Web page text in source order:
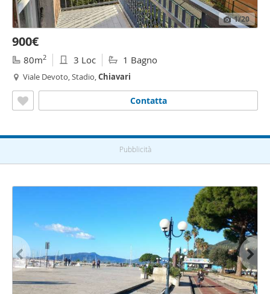
1/20
900€
80m2 3 Loc 1 Bagno
Viale Devoto, Stadio,Chiavari
Contatta
Pubblicità